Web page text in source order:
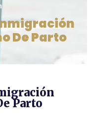
De Parto
Parto